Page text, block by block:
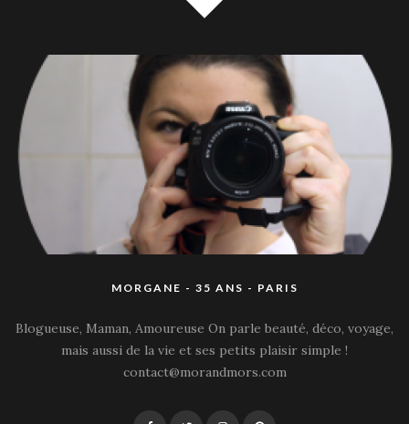
MORGANE - 35 ANS - PARIS
Blogueuse, Maman, Amoureuse On parle beauté, déco, voyage,
mais aussi de la vie et ses petits plaisir simple !
contact@morandmors.com